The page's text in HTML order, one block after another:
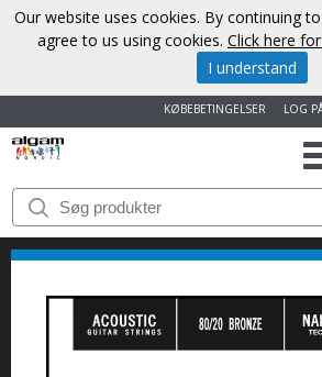
LOG
KØBEBETINGELSER
START
VAREMÆRKER
NYHEDER
Our website uses cookies. By continuing
agree to us using cookies. Click here
I understand